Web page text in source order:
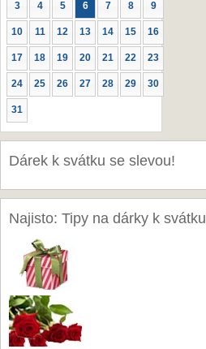
3 4 5 6 7 8 9
10 11 12 13 14 15 16
17 18 19 20 21 22 23
24 25 26 27 28 29 30
31
Dárek k svátku se slevou!
Najisto: Tipy na dárky k svátku